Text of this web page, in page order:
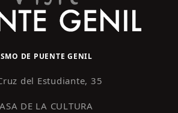
DE PUENTE GENIL
del Estudiante, 35
DE LA CULTURA